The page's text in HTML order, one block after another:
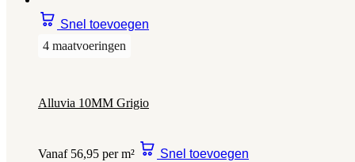
Snel toevoegen
4 maatvoeringen
Alluvia 10MM Grigio
Vanaf 56,95 per m² Snel toevoegen